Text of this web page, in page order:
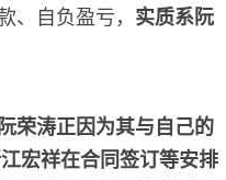
、自负盈亏， 实质系阮
荣涛正因为其与自己的
宏祥在合同签订等安排